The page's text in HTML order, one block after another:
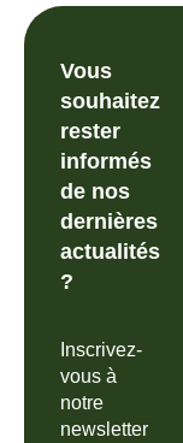
Vous
souhaitez
rester
informés
de nos
dernières
actualités
?
Inscrivez-
vous à
notre
newsletter